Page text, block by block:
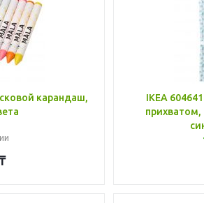
карандаш,
IKEA
прихватом,